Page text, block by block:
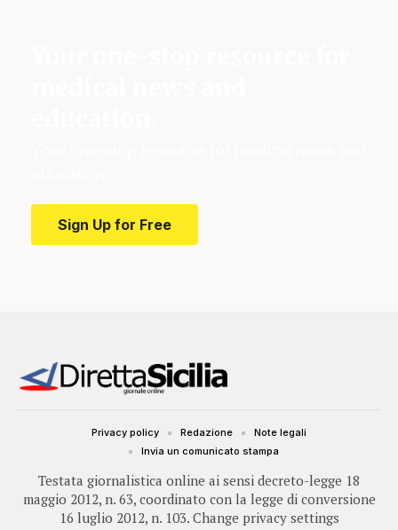
Sign Up for Free
Testata giornalistica online ai sensi decreto-legge 18
maggio 2012, n. 63, coordinato con la legge di conversione
16 luglio 2012, n. 103. Change privacy settings
Privacy policy Redazione
Note legali
Invia un comunicato stampa